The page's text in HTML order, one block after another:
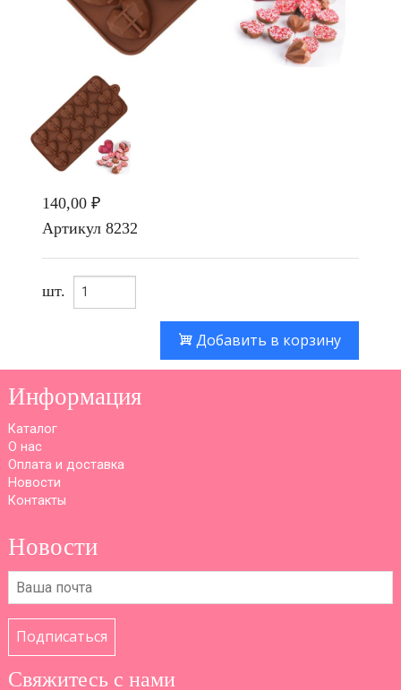
140,00 ₽
Артикул 8232
шт.
Добавить в корзину
Информация
Каталог
О нас
Оплата и доставка
Новости
Контакты
Новости
Подписаться
Свяжитесь с нами